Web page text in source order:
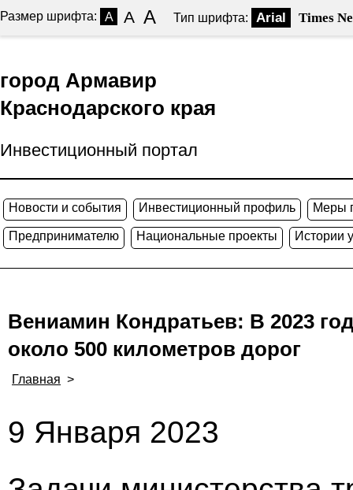
Размер шрифта: A A A Тип шрифта: Arial Times
город Армавир
Краснодарского края
Инвестиционный портал
Новости и события Инвестиционный профиль Меры
Предпринимателю Национальные проекты Истории
Вениамин Кондратьев: В 2023
около 500 километров дорог
Главная >
9 Января 2023